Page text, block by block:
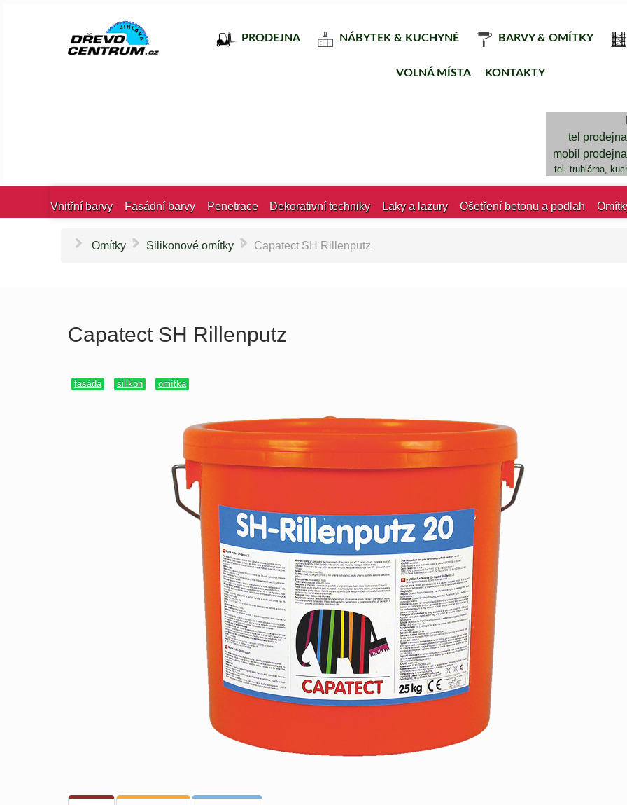
PRODEJNA NÁBYTEK & KUCHYNĚ BARVY & OMÍTKY
VOLNÁ MÍSTA KONTAKTY
tel
mobil
tel. truhlárna,
Vnitřní barvy Fasádní barvy Penetrace Dekorativní techniky Laky a lazury Ošetření betonu a podlah
Omítky \ Silikonové omítky \ Capatect SH Rillenputz
Capatect SH Rillenputz
fasáda silikon omítka